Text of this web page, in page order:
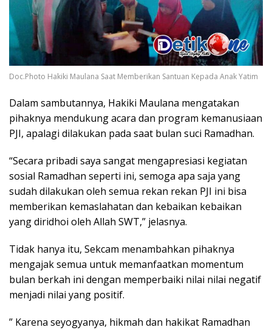
Doc.Photo Hakiki Maulana Saat Memberikan Santuan Kepada Anak Yatim
Dalam sambutannya, Hakiki Maulana mengatakan
pihaknya mendukung acara dan program kemanusiaan
PJI, apalagi dilakukan pada saat bulan suci Ramadhan.
“Secara pribadi saya sangat mengapresiasi kegiatan
sosial Ramadhan seperti ini, semoga apa saja yang
sudah dilakukan oleh semua rekan rekan PJI ini bisa
memberikan kemaslahatan dan kebaikan kebaikan
yang diridhoi oleh Allah SWT,” jelasnya.
Tidak hanya itu, Sekcam menambahkan pihaknya
mengajak semua untuk memanfaatkan momentum
bulan berkah ini dengan memperbaiki nilai nilai negatif
menjadi nilai yang positif.
” Karena seyogyanya, hikmah dan hakikat Ramadhan